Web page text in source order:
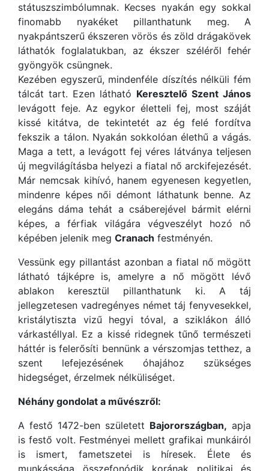
státuszszimbólumnak. Kecses nyakán egy sokkal
finomabb nyakéket pillanthatunk meg. A
nyakpántszerű ékszeren vörös és zöld drágakövek
láthatók foglalatukban, az ékszer széléről fehér
gyöngyök csüngnek.
Kezében egyszerű, mindenféle díszítés nélküli fém
tálcát tart. Ezen látható Keresztelő Szent János
levágott feje. Az egykor életteli fej, most száját
kissé kitátva, de tekintetét az ég felé fordítva
fekszik a tálon. Nyakán sokkolóan élethű a vágás.
Maga a tett, a levágott fej véres látványa teljesen
új megvilágításba helyezi a fiatal nő arckifejezését.
Már nemcsak kihívó, hanem egyenesen kegyetlen,
mindenre képes női démont láthatunk benne. Az
elegáns dáma tehát a csáberejével bármit elérni
képes, a férfiak világára végveszélyt hozó nő
képében jelenik meg Cranach festményén.
Vessünk egy pillantást azonban a fiatal nő mögött
látható tájképre is, amelyre a nő mögött lévő
ablakon keresztül pillanthatunk ki. A táj
jellegzetesen vadregényes német táj fenyvesekkel,
kristálytiszta vizű hegyi tóval, a sziklákon álló
várkastéllyal. Ez a kissé ridegnek tűnő természeti
háttér is felerősíti bennünk a vérszomjas tetthez, a
szent lefejezésének óhajához szükséges
hidegséget, érzelmek nélküliséget.
Néhány gondolat a művészről:
A festő 1472-ben született Bajorországban, apja
is festő volt. Festményei mellett grafikai munkáiról
is ismert, fametszetei is híresek. Élete és